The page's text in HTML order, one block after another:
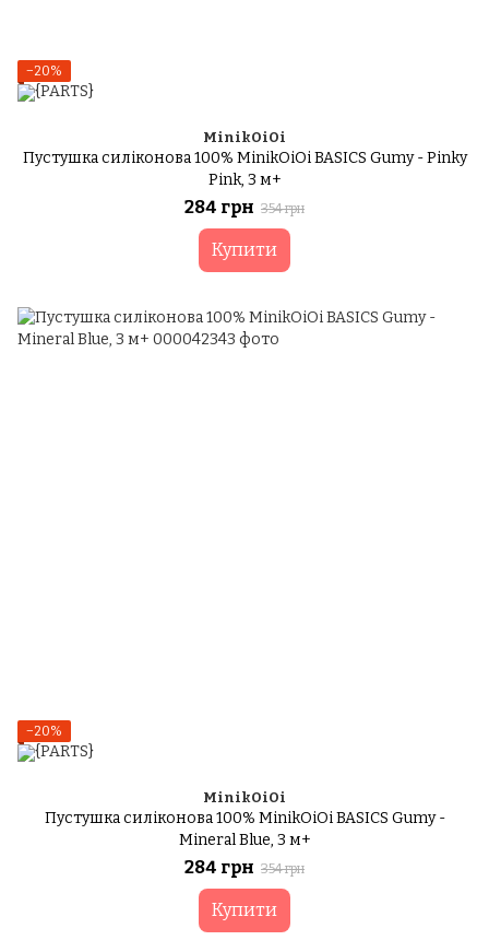
−20%
MinikOiOi
Пустушка силіконова 100% MinikOiOi BASICS Gumy - Pinky
Pink, 3 м+
284 грн 354 грн
Купити
−20%
MinikOiOi
Пустушка силіконова 100% MinikOiOi BASICS Gumy -
Mineral Blue, 3 м+
284 грн 354 грн
Купити